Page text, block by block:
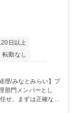
日以上
転勤なし
日祝休み
服装自由
せ。まずは正確な入
業務を進めながら段